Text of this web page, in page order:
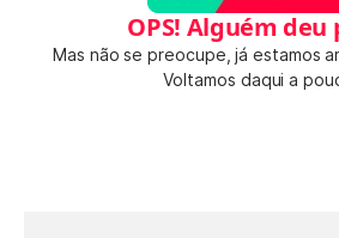
OPS! Alguém deu
Mas não se preocupe, já estamos
Voltamos daqui a